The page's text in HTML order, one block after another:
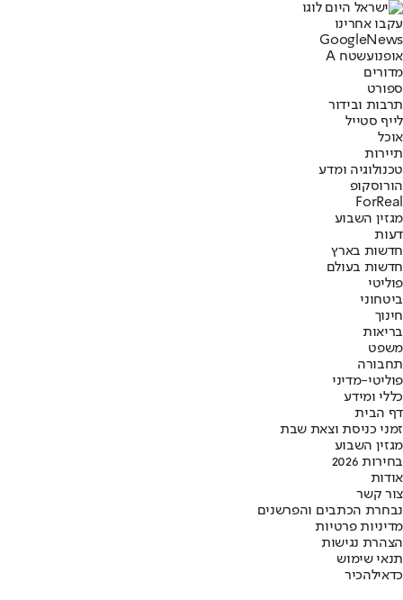
עקבו אחרינו
Googl eNews
אופנועשטח A
מדורים
ספורט
תרבות ובידור
לייף סטייל
אוכל
תיירות
טכנולוגיה ומדע
הורוסקופ
ForReal
מגזין השבוע
דעות
חדשות בארץ
חדשות בעולם
פוליטי
ביטחוני
חינוך
בריאות
משפט
תחבורה
פוליטי-מדיני
כללי ומידע
דף הבית
זמני כניסת וצאת שבת
מגזין השבוע
בחירות 2026
אודות
צור קשר
נבחרת הכתבים והפרשנים
מדיניות פרטיות
הצהרת נגישות
תנאי שימוש
כדאילהכיר